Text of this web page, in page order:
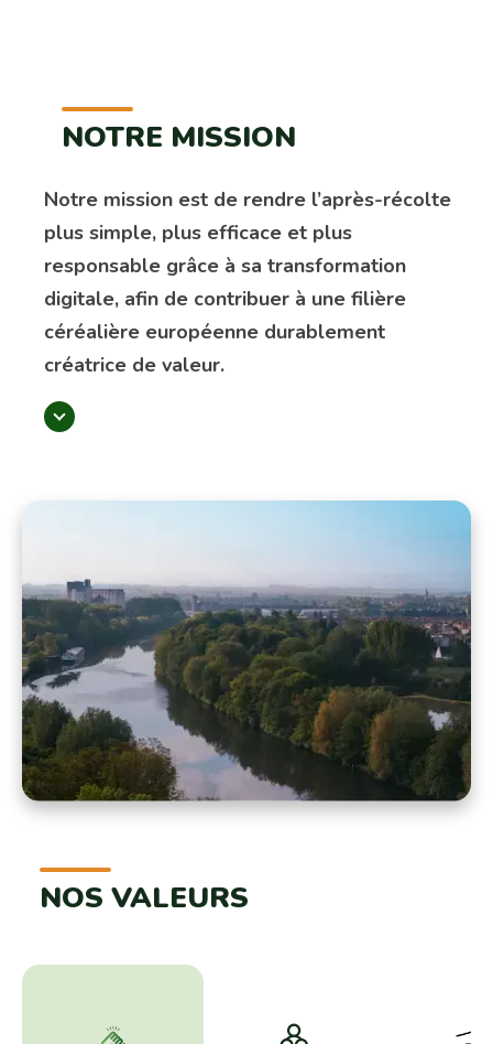
NOTRE MISSION
Notre mission est de rendre l’après-récolte
plus simple, plus efficace et plus
responsable grâce à sa transformation
digitale, afin de contribuer à une filière
céréalière européenne durablement
créatrice de valeur.
NOS VALEURS